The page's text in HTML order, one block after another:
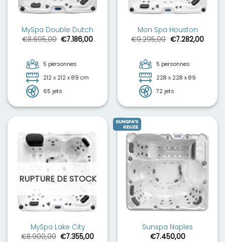
MySpa Double Dutch
€8.695,00 Le
€8.695,00.
€7.186,00Le
5 personnes
212 x 212 x 89 cm
65 jets
Mon Spa Houston
€9.295,00 Le
€9.295,00.
€7.282,00Le
5 personnes
228 x 228 x 89
72 jets
RUPTURE DE STOCK
MySpa Lake City
€8.900,00 Le
€7.355,00Le
Sunspa Naples
€7.450,00